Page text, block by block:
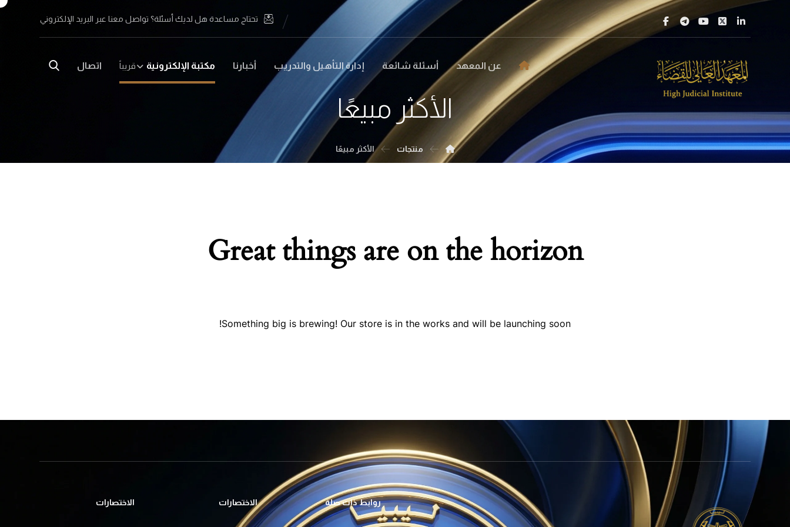
تحتاج مساعدة هل لديك أسئلة؟ تواصل معنا عبر البريد الإلكتروني
عن المعهد أسئلة شائعة إدارة التأهيل والتدريب أخبارنا مكتبة الإلكترونية قريباً اتصال
الأكثر مبيعًا
منتجات الأكثر مبيعًا
Great things are on the horizon
Something big is brewing! Our store is in the works and will be launching soon!
روابط ذات صلة الاختصارات الاختصارات